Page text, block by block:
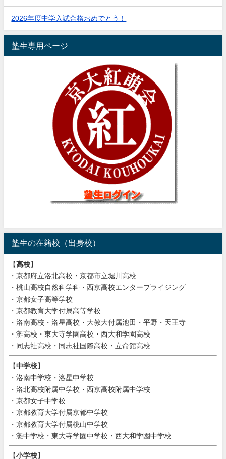
2026年度中学入試合格おめでとう！
塾生専用ページ
塾生の在籍校（出身校）
【高校】
・京都府立洛北高校・京都市立堀川高校
・桃山高校自然科学科・西京高校エンタープライジング
・京都女子高等学校
・京都教育大学付属高等学校
・洛南高校・洛星高校・大教大付属池田・平野・天王寺
・灘高校・東大寺学園高校・西大和学園高校
・同志社高校・同志社国際高校・立命館高校
【中学校】
・洛南中学校・洛星中学校
・洛北高校附属中学校・西京高校附属中学校
・京都女子中学校
・京都教育大学付属京都中学校
・京都教育大学付属桃山中学校
・灘中学校・東大寺学園中学校・西大和学園中学校
【小学校】